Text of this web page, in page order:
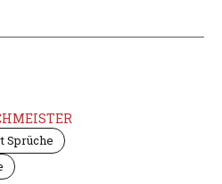
Sprüche